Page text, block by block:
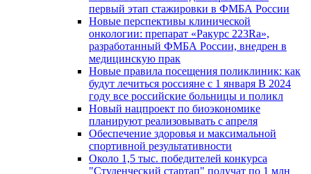
первый этап стажировки в ФМБА России
Новые перспективы клинической
онкологии: препарат «Ракурс 223Ra»,
разработанный ФМБА России, внедрен в
медицинскую прак
Новые правила посещения поликлиник: как
будут лечиться россияне с 1 января В 2024
году все российские больницы и поликл
Новый нацпроект по биоэкономике
планируют реализовывать с апреля
Обеспечение здоровья и максимальной
спортивной результативности
Около 1,5 тыс. победителей конкурса
"Студенческий стартап" получат по 1 млн